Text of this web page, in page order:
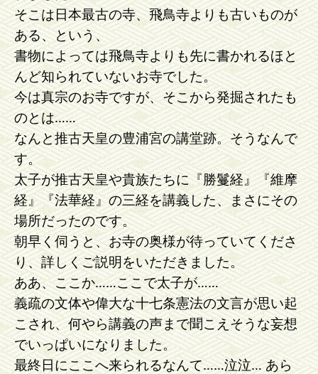
そこは日本最古の寺、飛鳥寺よりも古いものが
ある、という、
書物によっては飛鳥寺よりも先に書かれるほと
んど知られていないお寺でした。
今は真宗のお寺ですが、そこから発掘されたも
のとは……
なんと推古天皇の豊浦宮の講堂跡。そうなんで
す。
太子が推古天皇や貴族たちに『勝鬘経』『維摩
経』『法華経』の三経を講義した、まさにその
場所だったのです。
朝早く伺うと、お寺の奥様が待っていてくださ
り、詳しくご説明をいただきました。
ああ、ここか……ここで太子が……
義疏の文体や偉大な十七条憲法の文言が思い起
こされ、何やら講義の声まで聞こえそうな妄想
でいっぱいになりました。
最終日にここへ来られるなんて……泣泣… あら